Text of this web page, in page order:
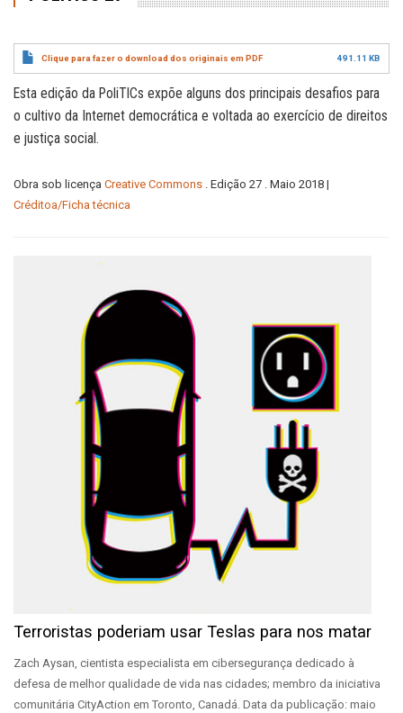
Clique para fazer o download dos originais em PDF 491.11 KB
Esta edição da PoliTICs expõe alguns dos principais desafios para
o cultivo da Internet democrática e voltada ao exercício de direitos
e justiça social.
Obra sob licença Creative Commons . Edição 27 . Maio 2018 |
Créditoa/Ficha técnica
Terroristas poderiam usar Teslas para nos matar
Zach Aysan, cientista especialista em cibersegurança dedicado à
defesa de melhor qualidade de vida nas cidades; membro da iniciativa
comunitária CityAction em Toronto, Canadá. Data da publicação: maio